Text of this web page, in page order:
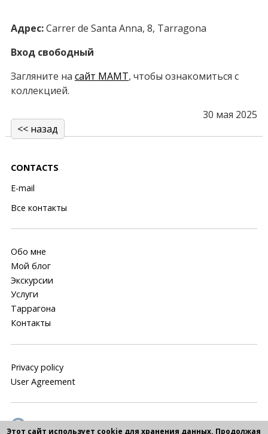
Адрес:Carrer de Santa Anna, 8, Tarragona
Вход свободный
Загляните на сайт MAMT, чтобы ознакомиться с
коллекцией.
30 мая 2025
<< назад
CONTACTS
E-mail
Все контакты
Обо мне
Мой блог
Экскурсии
Услуги
Таррагона
Контакты
Privacy policy
User Agreement
Этот сайт использует cookie для хранения данных. Продолжая